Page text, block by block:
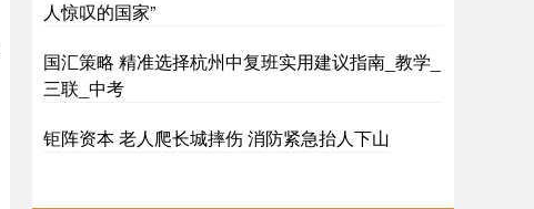
人惊叹的国家”
国汇策略 精准选择杭州中复班实用建议指南_教学_
三联_中考
钜阵资本 老人爬长城摔伤 消防紧急抬人下山